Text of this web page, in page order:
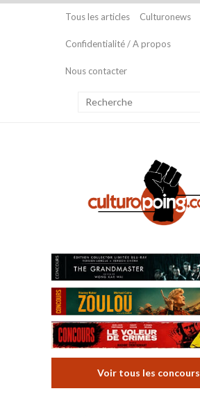
Tous les articles Culturonews
Confidentialité / A propos
Nous contacter
Voir tous les concours